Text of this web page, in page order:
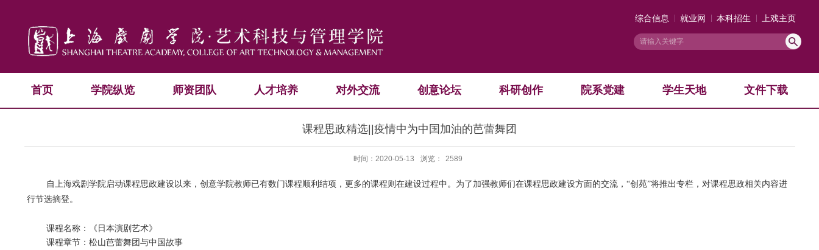
综合信息 就业网 本科招生 上戏主页
首页 学院纵览 师资团队 人才培养 对外交流 创意论坛 科研创作 院系党建 学生天地 文件下载
课程思政精选||疫情中为中国加油的芭蕾舞团
时间：2020-05-13 浏览： 2589
自上海戏剧学院启动课程思政建设以来，创意学院教师已有数门课程顺利结项，更多的课程则在建设过程中。为了加强教师们在课程思政建设方面的交流，“创苑”将推出专栏，对课程思政相关内容进
行节选摘登。
课程名称：《日本演剧艺术》
课程章节：松山芭蕾舞团与中国故事